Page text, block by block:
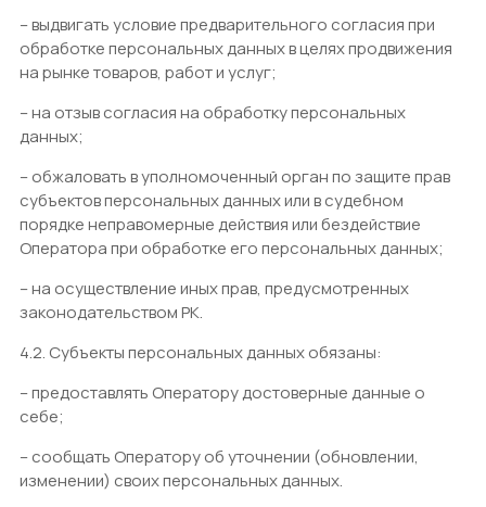
– выдвигать условие предварительного согласия при
обработке персональных данных в целях продвижения
на рынке товаров, работ и услуг;
– на отзыв согласия на обработку персональных
данных;
– обжаловать в уполномоченный орган по защите прав
субъектов персональных данных или в судебном
порядке неправомерные действия или бездействие
Оператора при обработке его персональных данных;
– на осуществление иных прав, предусмотренных
законодательством РК.
4.2. Субъекты персональных данных обязаны:
– предоставлять Оператору достоверные данные о
себе;
– сообщать Оператору об уточнении (обновлении,
изменении) своих персональных данных.